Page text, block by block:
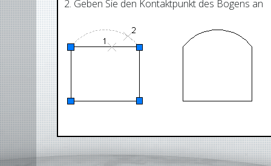
2. Geben Sie den Kontaktpunkt des Bogens an